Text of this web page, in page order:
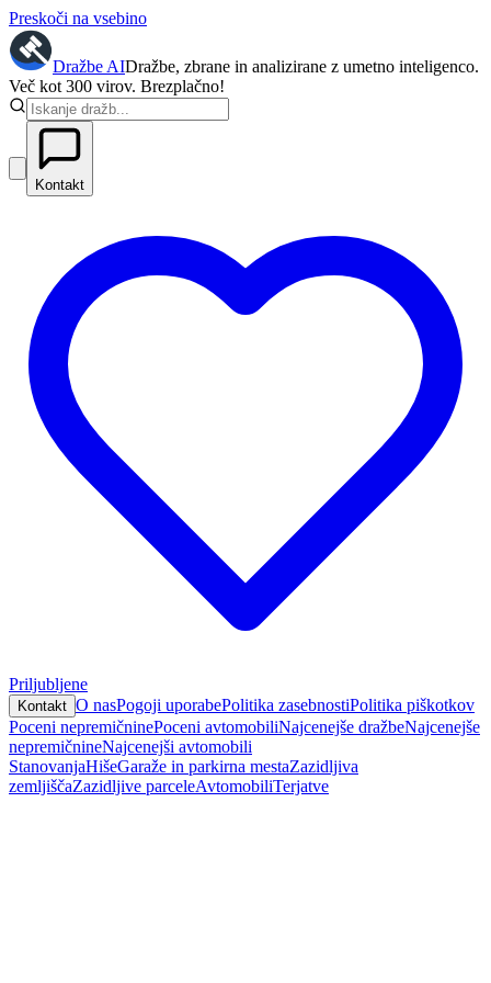
Preskoči na vsebino
Dražbe AIDražbe, zbrane in analizirane z umetno inteligenco.
Več kot 300 virov. Brezplačno!
Kontakt
Priljubljene
Kontakt O nasPogoji uporabePolitika zasebnostiPolitika piškotkov
Poceni nepremičninePoceni avtomobiliNajcenejše dražbeNajcenejše
nepremičnineNajcenejši avtomobili
StanovanjaHišeGaraže in parkirna mestaZazidljiva
zemljiščaZazidljive parceleAvtomobiliTerjatve